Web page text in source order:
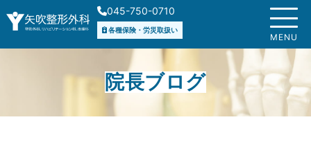
容
ス
045-750-0710
各種保険・労災取扱い
MENU
院長ブログ